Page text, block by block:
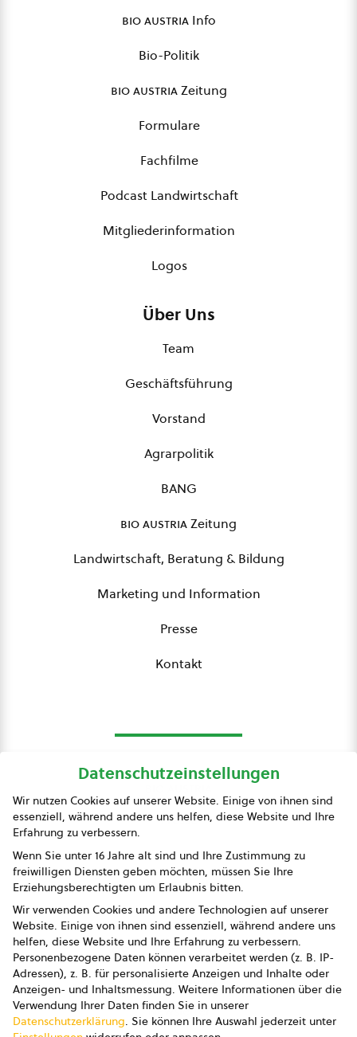
bio austria Info
Bio-Politik
bio austriaZeitung
Formulare
Fachfilme
Podcast Landwirtschaft
Mitgliederinformation
Logos
Über Uns
Team
Geschäftsführung
Vorstand
Agrarpolitik
BANG
bio austriaZeitung
Landwirtschaft, Beratung & Bildung
Marketing und Information
Presse
Kontakt
Presse
Impressum
Datenschutz
AGB
AGB Marketing GmbH
AGB Bildung
Newsletter
Datenschutzeinstellungen
Wir nutzen Cookies auf unserer Website. Einige von ihnen sind
essenziell, während andere uns helfen, diese Website und Ihre
Erfahrung zu verbessern.
Wenn Sie unter 16 Jahre alt sind und Ihre Zustimmung zu
freiwilligen Diensten geben möchten, müssen Sie Ihre
Erziehungsberechtigten um Erlaubnis bitten.
Wir verwenden Cookies und andere Technologien auf unserer
Website. Einige von ihnen sind essenziell, während andere uns
helfen, diese Website und Ihre Erfahrung zu verbessern.
Personenbezogene Daten können verarbeitet werden (z. B. IP-
Adressen), z. B. für personalisierte Anzeigen und Inhalte oder
Anzeigen- und Inhaltsmessung. Weitere Informationen über die
Verwendung Ihrer Daten finden Sie in unserer
Datenschutzerklärung. Sie können Ihre Auswahl jederzeit unter